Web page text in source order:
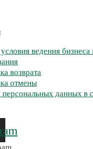
ведения бизнеса
возврата
отмены
данных в